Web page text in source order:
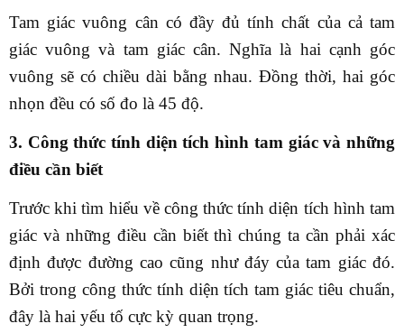
Tam giác vuông cân có đầy đủ tính chất của cả tam
giác vuông và tam giác cân. Nghĩa là hai cạnh góc
vuông sẽ có chiều dài bằng nhau. Đồng thời, hai góc
nhọn đều có số đo là 45 độ.
3. Công thức tính diện tích hình tam giác và những
điều cần biết
Trước khi tìm hiểu về công thức tính diện tích hình tam
giác và những điều cần biết thì chúng ta cần phải xác
định được đường cao cũng như đáy của tam giác đó.
Bởi trong công thức tính diện tích tam giác tiêu chuẩn,
đây là hai yếu tố cực kỳ quan trọng.